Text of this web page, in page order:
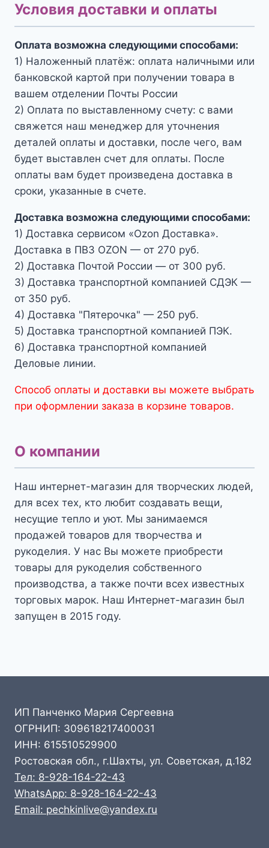
Условия доставки и оплаты
Оплата возможна следующими способами:
1) Наложенный платёж: оплата наличными или
банковской картой при получении товара в
вашем отделении Почты России
2) Оплата по выставленному счету: с вами
свяжется наш менеджер для уточнения
деталей оплаты и доставки, после чего, вам
будет выставлен счет для оплаты. После
оплаты вам будет произведена доставка в
сроки, указанные в счете.
Доставка возможна следующими способами:
1) Доставка сервисом «Ozon Доставка».
Доставка в ПВЗ OZON — от 270 руб.
2) Доставка Почтой России — от 300 руб.
3) Доставка транспортной компанией СДЭК —
от 350 руб.
4) Доставка "Пятерочка" — 250 руб.
5) Доставка транспортной компанией ПЭК.
6) Доставка транспортной компанией
Деловые линии.
Способ оплаты и доставки вы можете выбрать
при оформлении заказа в корзине товаров.
О компании
Наш интернет-магазин для творческих людей,
для всех тех, кто любит создавать вещи,
несущие тепло и уют. Мы занимаемся
продажей товаров для творчества и
рукоделия. У нас Вы можете приобрести
товары для рукоделия собственного
производства, а также почти всех известных
торговых марок. Наш Интернет-магазин был
запущен в 2015 году.
ИП Панченко Мария Сергеевна
ОГРНИП: 309618217400031
ИНН: 615510529900
Ростовская обл., г.Шахты, ул. Советская, д.182
Тел: 8-928-164-22-43
WhatsApp: 8-928-164-22-43
Email: pechkinlive@yandex.ru